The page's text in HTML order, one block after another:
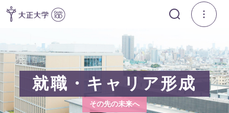
就職・キャリア形成
その先の未来へ